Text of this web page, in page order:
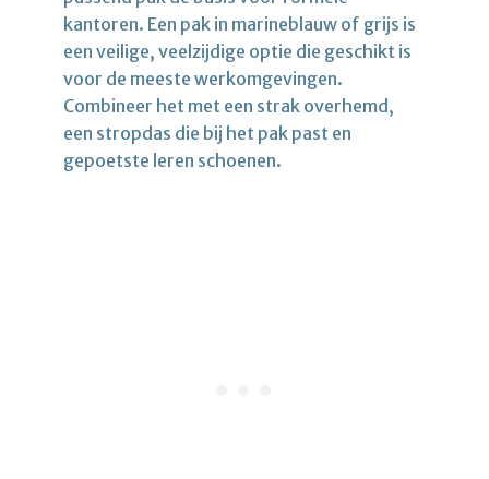
kantoren. Een pak in marineblauw of grijs is
een veilige, veelzijdige optie die geschikt is
voor de meeste werkomgevingen.
Combineer het met een strak overhemd,
een stropdas die bij het pak past en
gepoetste leren schoenen.